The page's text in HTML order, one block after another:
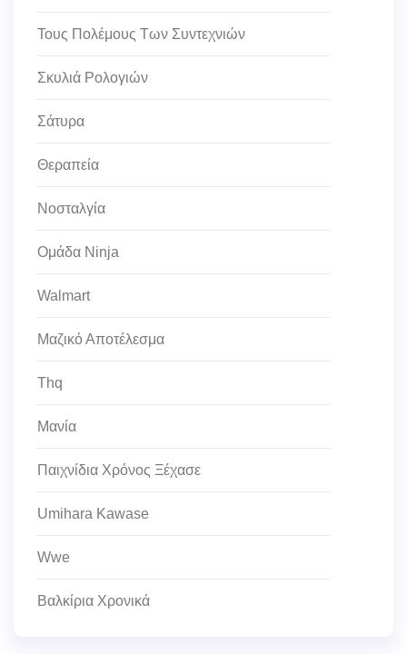
Τους Πολέμους Των Συντεχνιών
Σκυλιά Ρολογιών
Σάτυρα
Θεραπεία
Νοσταλγία
Ομάδα Ninja
Walmart
Μαζικό Αποτέλεσμα
Thq
Μανία
Παιχνίδια Χρόνος Ξέχασε
Umihara Kawase
Wwe
Βαλκίρια Χρονικά